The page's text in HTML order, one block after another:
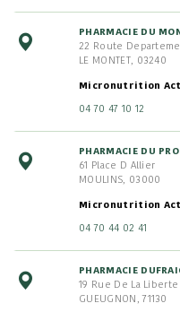
PHARMACIE DU
22 Route
LE MONTET, 03240
Micronutrition
04 70 47 10 12
PHARMACIE DU
61 Place D Allier
MOULINS, 03000
Micronutrition
04 70 44 02 41
PHARMACIE
19 Rue De La Liberte
GUEUGNON, 71130